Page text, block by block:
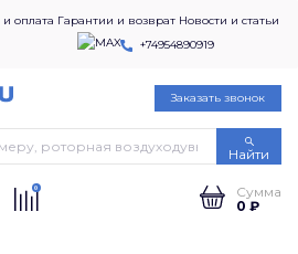
оплата Гарантии и возврат Новости и статьи
+74954890919
Заказать звонок
Найти
0
Сумма
0 ₽